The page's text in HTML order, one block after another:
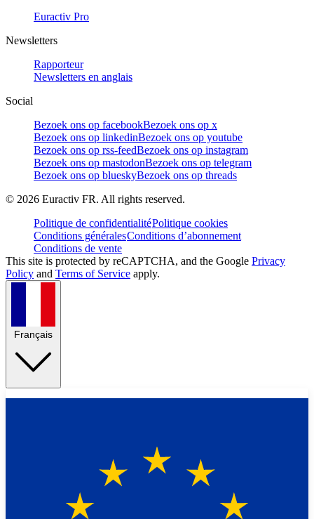
Euractiv Pro
Newsletters
Rapporteur
Newsletters en anglais
Social
Bezoek ons op facebookBezoek ons op x
Bezoek ons op linkedinBezoek ons op youtube
Bezoek ons op rss-feedBezoek ons op instagram
Bezoek ons op mastodonBezoek ons op telegram
Bezoek ons op blueskyBezoek ons op threads
© 2026 Euractiv FR. All rights reserved.
Politique de confidentialitéPolitique cookies
Conditions généralesConditions d’abonnement
Conditions de vente
This site is protected by reCAPTCHA, and the Google Privacy
Policy and Terms of Service apply.
Français